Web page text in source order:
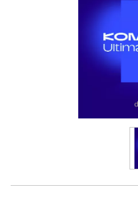
Synths & samplers
Home-studio
Microfoon